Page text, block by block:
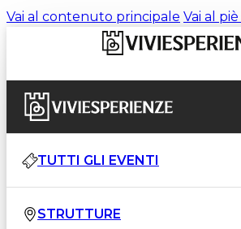
Vai al contenuto principale Vai al
TUTTI GLI EVENTI
STRUTTURE